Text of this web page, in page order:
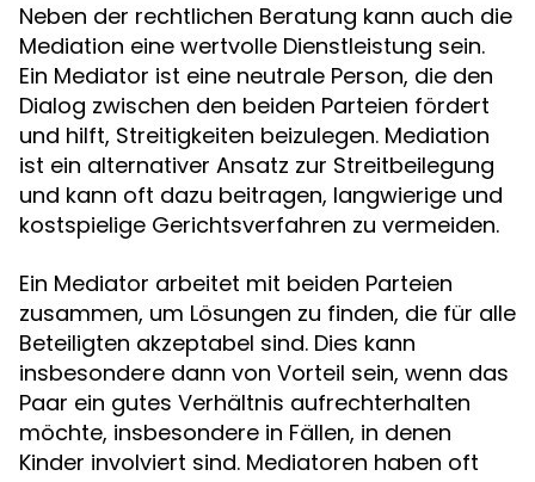
Neben der rechtlichen Beratung kann auch die
Mediation eine wertvolle Dienstleistung sein.
Ein Mediator ist eine neutrale Person, die den
Dialog zwischen den beiden Parteien fördert
und hilft, Streitigkeiten beizulegen. Mediation
ist ein alternativer Ansatz zur Streitbeilegung
und kann oft dazu beitragen, langwierige und
kostspielige Gerichtsverfahren zu vermeiden.
Ein Mediator arbeitet mit beiden Parteien
zusammen, um Lösungen zu finden, die für alle
Beteiligten akzeptabel sind. Dies kann
insbesondere dann von Vorteil sein, wenn das
Paar ein gutes Verhältnis aufrechterhalten
möchte, insbesondere in Fällen, in denen
Kinder involviert sind. Mediatoren haben oft